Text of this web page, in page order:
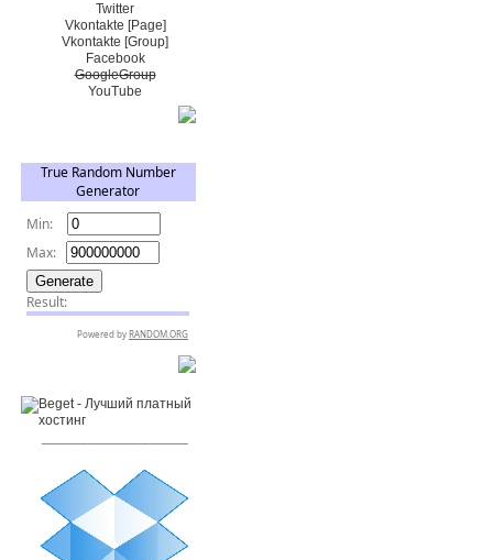
Twitter
Vkontakte [Page]
Vkontakte [Group]
Facebook
GoogleGroup
YouTube